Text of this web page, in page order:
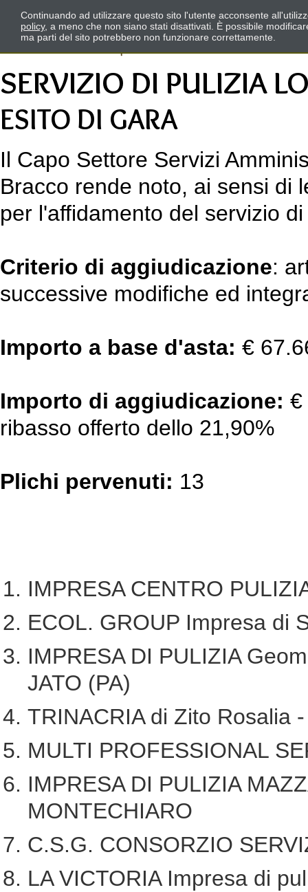
SERVIZIO DI PULIZIA
ESITO DI GARA
Il Capo Settore Servizi
Bracco rende noto, ai sensi di
per l'affidamento del servizio
Criterio di aggiudicazione:
successive modifiche ed
Importo a base d'asta: €
Importo di aggiudicazione: €
ribasso offerto dello 21,90%
Plichi pervenuti: 13
IMPRESA CENTRO
ECOL. GROUP Impresa di
IMPRESA DI PULIZIA
JATO (PA)
TRINACRIA di Zito Rosalia
MULTI PROFESSIONAL
IMPRESA DI PULIZIA
MONTECHIARO
C.S.G. CONSORZIO
LA VICTORIA Impresa di
Continuando ad utilizzare questo sito l'utente acconsente
policy, a meno che non siano stati disattivati. È possibile
ma parti del sito potrebbero non funzionare correttamente.